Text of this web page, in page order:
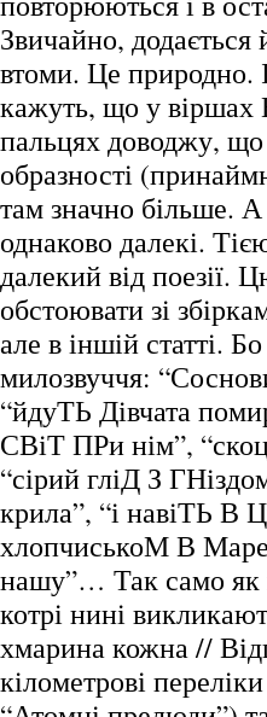
Звичайно,
втоми. Це природно.
кажуть, що у віршах
пальцях доводжу, що
образності
там значно більше. А
однаково далекі.
далекий від поезії.
обстоювати зі
але в іншій статті.
милозвуччя:
“йдуТЬ Дівчата
СВіТ ПРи нім”,
“сірий гліД З
крила”, “і навіТЬ В
хлопчиськоМ В
нашу”… Так само як
котрі нині
хмарина кожна //
кілометрові